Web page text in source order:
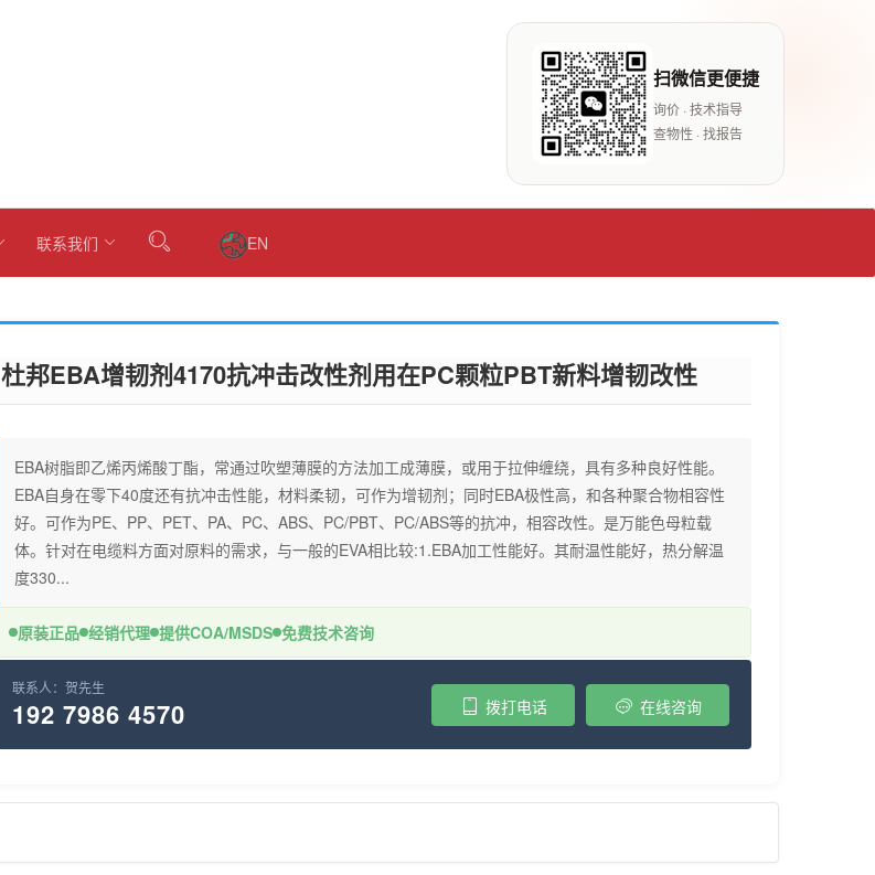
扫微信更便捷
询价 · 技术指导
查物性 · 找报告
联系我们 EN
杜邦EBA增韧剂4170抗冲击改性剂用在PC颗粒PBT新料增韧改性
EBA树脂即乙烯丙烯酸丁酯，常通过吹塑薄膜的方法加工成薄膜，或用于拉伸缠绕，具有多种良好性能。
EBA自身在零下40度还有抗冲击性能，材料柔韧，可作为增韧剂；同时EBA极性高，和各种聚合物相容性
好。可作为PE、PP、PET、PA、PC、ABS、PC/PBT、PC/ABS等的抗冲，相容改性。是万能色母粒载
体。针对在电缆料方面对原料的需求，与一般的EVA相比较:1.EBA加工性能好。其耐温性能好，热分解温
度330...
原装正品 经销代理 提供COA/MSDS 免费技术咨询
联系人：贺先生
192 7986 4570 拨打电话 在线咨询